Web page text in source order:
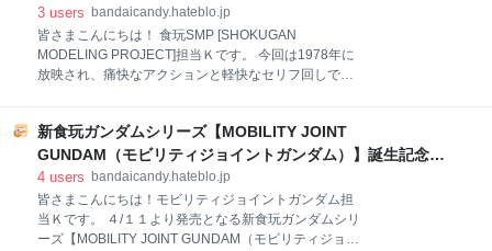
ャスティスガンダム オプションパーツセット」 発送
月：2022年6月⇒2022年7月 「機動戦士ガンダム Gフ
レームFA νガンダム＆サザビー オプションパーツセッ
ト」 発送月：2022年7月⇒2022年8月 商品を楽しみに
ム GフレームFA νガンダム＆サザビー オプションパー
ツ
MODELING PROJECT]無敵鋼人ダイターン3 ダイターン
カムヒア！セット」 - バンダイ キャンディ スタッフ
BLOG
3 users bandaicandy.hateblo.jp
皆さまこんにちは！ 食玩SMP [SHOKUGAN
MODELING PROJECT]担当Ｋです。 今回は1978年に
放映され、痛快なアクションと軽快なセリフ回しでフ
ダイターン３ SMP 無敵鋼人ダイターン３は『スーパ
ーミニプラ トライダーＧ７』と同様、 Ａパート（頭部
＆腕部＆武器）、Ｂパート（胴体＆バックパック）、
Ｃパート（脚部） の３パート構成です。 ３つのパート
を組み合わせることで全高約180mmのダイタ－ン３が
完成します。 約180mmというサイズは手にしてみる
新食玩ガンダムシリーズ【MOBILITY JOINT
GUNDAM（モビリティジョイントガンダム）】誕生記念！
発売レビュー！ - バンダイ キャンディ スタッフ BLOG
4 users bandaicandy.hateblo.jp
皆さまこんにちは！モビリティジョイントガンダム担
当Ｋです。 ４/１１より発売となる新食玩ガンダムシリ
ーズ【MOBILITY JOINT GUNDAM（モビリティジョイ